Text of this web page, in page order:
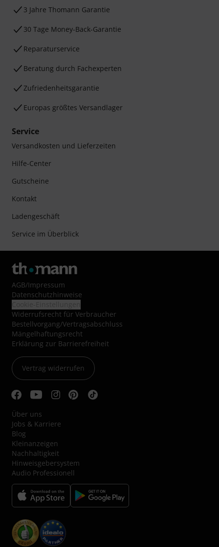
3 Jahre Thomann Garantie
30 Tage Money-Back-Garantie
Reparaturservice
Beratung durch Fachexperten
Zufriedenheitsgarantie
Europas größtes Versandlager
Service
Versandkosten und Lieferzeiten
Hilfe-Center
Gutscheine
Kontakt
Ladengeschäft
Service im Überblick
AGB/Impressum
Datenschutzhinweise
Widerrufsrecht für Verbraucher
Bestellvorgang/Vertragsabschluss
Mängelhaftungsrecht
Erklärung zur Barrierefreiheit
Vertrag widerrufen
Über uns
Jobs & Karriere
Blog
Kleinanzeigen
Nachhaltigkeit
Hinweisgebersystem
Audio Professionell